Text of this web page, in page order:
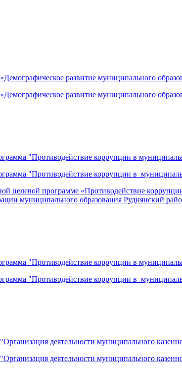
развитие муниципального
развитие муниципального
"Противодействие коррупции в
"Противодействие коррупции в
целевой программе «Противодействие
муниципального образования Руднянский
"Противодействие коррупции в
"Противодействие коррупции в
деятельности муниципального
деятельности муниципального